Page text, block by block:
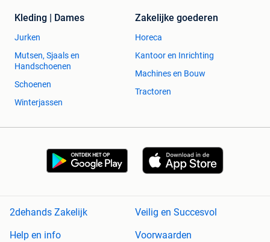
Kleding | Dames
Jurken
Mutsen, Sjaals en
Handschoenen
Schoenen
Winterjassen
Zakelijke goederen
Horeca
Kantoor en Inrichting
Machines en Bouw
Tractoren
2dehands Zakelijk
Veilig en Succesvol
Help en info
Voorwaarden